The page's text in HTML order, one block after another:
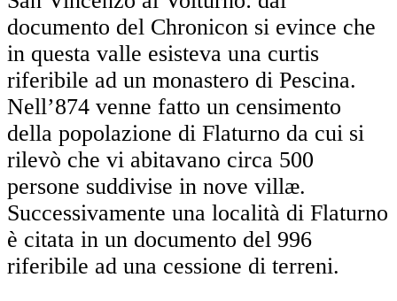
documento del Chronicon si evince che
in questa valle esisteva una curtis
riferibile ad un monastero di Pescina.
Nell’874 venne fatto un censimento
della popolazione di Flaturno da cui si
rilevò che vi abitavano circa 500
persone suddivise in nove villæ.
Successivamente una località di Flaturno
è citata in un documento del 996
riferibile ad una cessione di terreni.